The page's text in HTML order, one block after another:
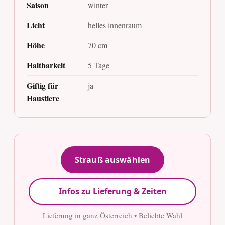
Saison winter
Licht helles innenraum
Höhe 70 cm
Haltbarkeit 5 Tage
Giftig für
Haustiere
ja
Strauß auswählen
Infos zu Lieferung & Zeiten
Lieferung in ganz Österreich • Beliebte Wahl